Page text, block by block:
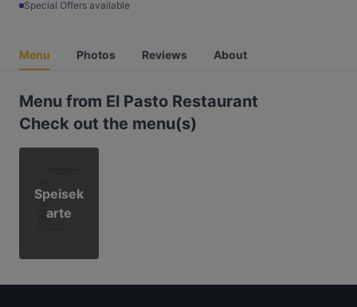
Special Offers available
Menu Photos Reviews About
Menu from El Pasto Restaurant
Check out the menu(s)
Speisek
arte